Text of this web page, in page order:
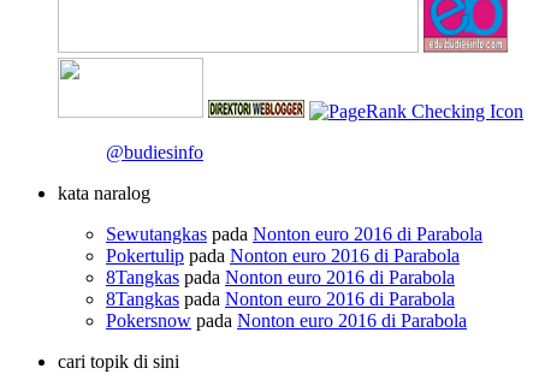
@budiesinfo
kata naralog
Sewutangkas pada Nonton euro 2016 di Parabola
Pokertulip pada Nonton euro 2016 di Parabola
8Tangkas pada Nonton euro 2016 di Parabola
8Tangkas pada Nonton euro 2016 di Parabola
Pokersnow pada Nonton euro 2016 di Parabola
cari topik di sini